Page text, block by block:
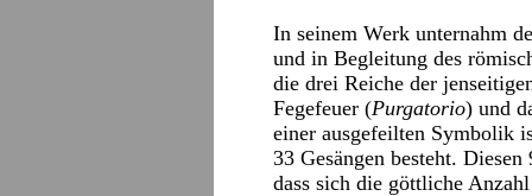
In seinem Werk unternahm
und in Begleitung des
die drei Reiche der
Fegefeuer (Purgatorio) und
einer ausgefeilten Symbolik
33 Gesängen besteht.
dass sich die göttliche